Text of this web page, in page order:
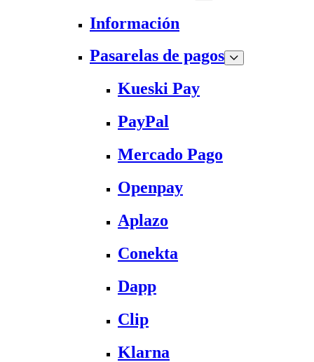
Información
Pasarelas de pagos
Kueski Pay
PayPal
Mercado Pago
Openpay
Aplazo
Conekta
Dapp
Clip
Klarna